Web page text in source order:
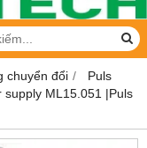
chuyển đổi
Puls
supply ML15.051 |Puls